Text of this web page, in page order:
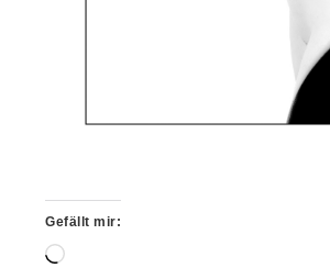
Gefällt mir:
Wird